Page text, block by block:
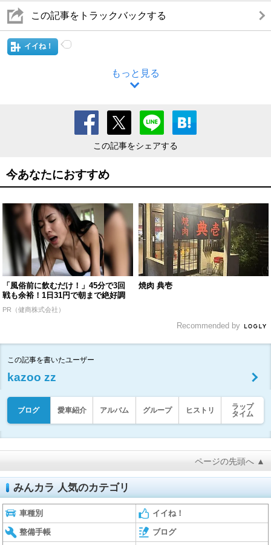
この記事をトラックバックする
イイね！
もっと見る
この記事をシェアする
今あなたにおすすめ
「風俗前に飲むだけ！」45分で3回
戦も余裕！1日31円で朝まで絶好調
PR（健商株式会社）
焼肉 典壱
Recommended by
この記事を書いたユーザー
kazoo zz
ブログ 愛車紹介 アルバム グループ ヒストリ
ラップ
タイム
ページの先頭へ ▲
みんカラ 人気のカテゴリ
車種別 イイね！
整備手帳 ブログ